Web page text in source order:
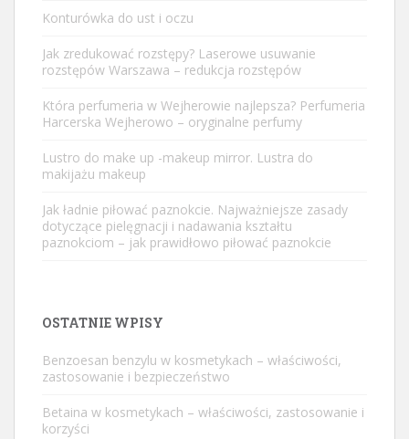
Konturówka do ust i oczu
Jak zredukować rozstępy? Laserowe usuwanie
rozstępów Warszawa – redukcja rozstępów
Która perfumeria w Wejherowie najlepsza? Perfumeria
Harcerska Wejherowo – oryginalne perfumy
Lustro do make up -makeup mirror. Lustra do
makijażu makeup
Jak ładnie piłować paznokcie. Najważniejsze zasady
dotyczące pielęgnacji i nadawania kształtu
paznokciom – jak prawidłowo piłować paznokcie
OSTATNIE WPISY
Benzoesan benzylu w kosmetykach – właściwości,
zastosowanie i bezpieczeństwo
Betaina w kosmetykach – właściwości, zastosowanie i
korzyści